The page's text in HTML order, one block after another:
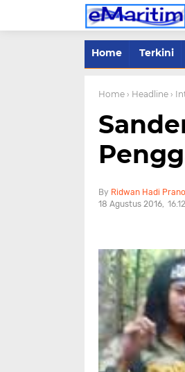
Home Terkini
Home › Headline ›
Ridwan Hadi
18 Agustus 2016